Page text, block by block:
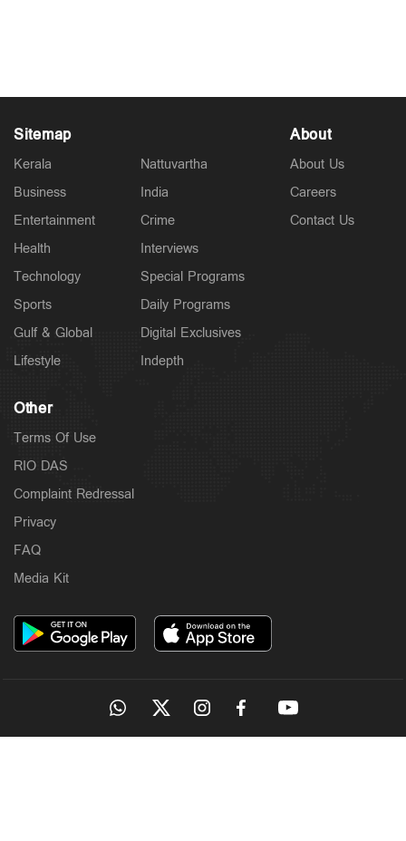
Sitemap
Kerala
Business
Entertainment
Health
Technology
Sports
Gulf & Global
Lifestyle
Nattuvartha
India
Crime
Interviews
Special Programs
Daily Programs
Digital Exclusives
Indepth
About
About Us
Careers
Contact Us
Other
Terms Of Use
RIO DAS
Complaint Redressal
Privacy
FAQ
Media Kit